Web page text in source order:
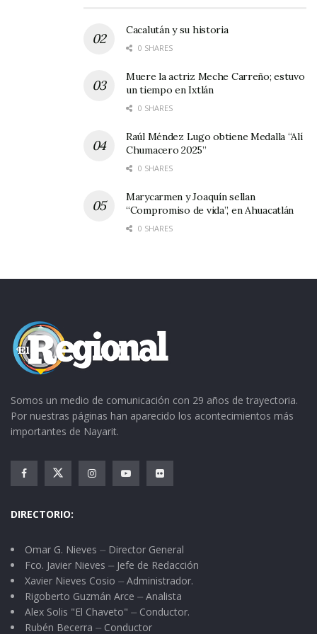
Cacalután y su historia
0 SHARES
Muere la actriz Meche Carreño; estuvo
un tiempo en Ixtlán
0 SHARES
Raúl Méndez Lugo obtiene Medalla “Alí
Chumacero 2025”
0 SHARES
Marycarmen y Joaquín sellan
“Compromiso de vida”, en Ahuacatlán
0 SHARES
Somos un medio de comunicación con 29 años de trayectoria.
Por nuestras páginas han aparecido los acontecimientos más
importantes de Nayarit.
DIRECTORIO:
Omar G. Nieves ⏤ Director General
Fco. Javier Nieves ⏤ Jefe de Redacción
Xavier Nieves Cosio ⏤ Administrador.
Rigoberto Guzmán Arce ⏤ Analista
Alex Solis "El Chaveto" ⏤ Conductor.
Rubén Becerra ⏤ Conductor